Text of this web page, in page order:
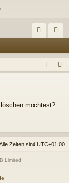
m
el
n
ist
rie
u
möchtest?
Alle Zeiten sind UTC+01:00
Limited